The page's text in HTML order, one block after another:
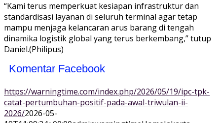
“Kami terus memperkuat kesiapan infrastruktur dan
standardisasi layanan di seluruh terminal agar tetap
mampu menjaga kelancaran arus barang di tengah
dinamika logistik global yang terus berkembang,” tutup
Daniel.(Philipus)
Komentar Facebook
https://warningtime.com/index.php/2026/05/19/ipc-tpk-
catat-pertumbuhan-positif-pada-awal-triwulan-ii-
2026/2026-05-